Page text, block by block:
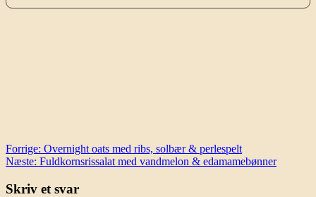
Indlægsnavigation
Forrige: Overnight oats med ribs, solbær & perlespelt
Næste: Fuldkornsrissalat med vandmelon & edamamebønner
Skriv et svar